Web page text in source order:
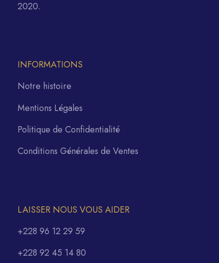
2020.
INFORMATIONS
Notre histoire
Mentions Légales
Politique de Confidentialité
Conditions Générales de Ventes
LAISSER NOUS VOUS AIDER
+228 96 12 29 59
+228 92 45 14 80